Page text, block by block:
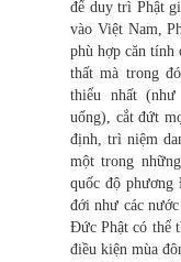
để duy trì Phật
vào Việt Nam,
phù hợp căn tính
thất mà trong
thiểu nhất
uống), cắt đứt
định, trì niệm
một trong
quốc độ phương
đới như các
Đức Phật có thể
điều kiện mùa